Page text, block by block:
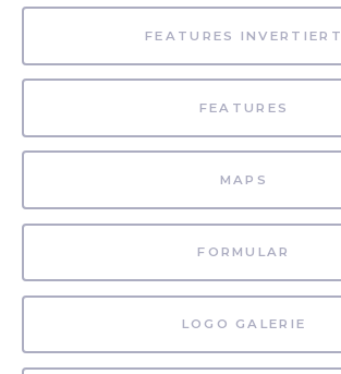
FEATURES INVERTIERT
FEATURES
MAPS
FORMULAR
LOGO GALERIE